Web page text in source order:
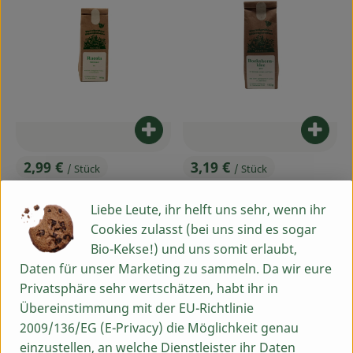
, Preis:
2,99 € / Stück
, Herkunft:
Deutschland , Referenzpreis:
29,90 €/ kg
Produkt zum Warenkorb
, Preis:
3,19 € / Stück
Samen
, Herkunft:
Indien, Referenzpreis:
31,90 €/ kg
, Verband:
, Kontrollstelle:
DE-ÖKO-001
Produkt zu Favouriten hinzufügen , Kontrollstelle:
DE-ÖKO-007
Produkt zu Favouriten
Liebe Leute, ihr helft uns sehr, wenn ihr
Cookies zulasst (bei uns sind es sogar
Bio-Kekse!) und uns somit erlaubt,
Daten für unser Marketing zu sammeln. Da wir eure
Privatsphäre sehr wertschätzen, habt ihr in
Übereinstimmung mit der EU-Richtlinie
2009/136/EG (E-Privacy) die Möglichkeit genau
einzustellen, an welche Dienstleister ihr Daten